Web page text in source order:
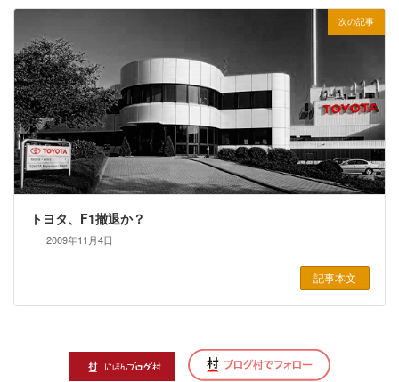
次の記事
トヨタ、F1撤退か？
2009年11月4日
記事本文